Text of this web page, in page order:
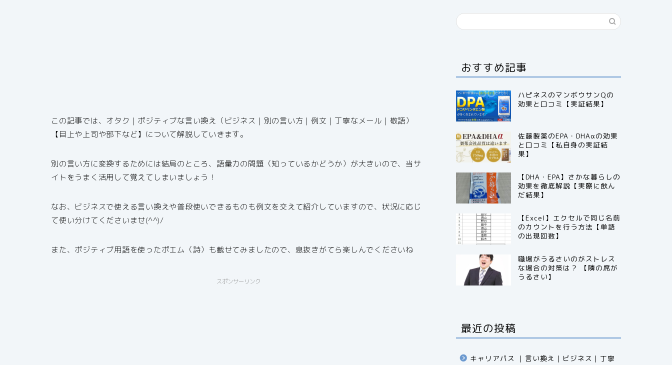
この記事では、オタク｜ポジティブな言い換え（ビジネス｜別の言い方｜例文｜丁寧なメール｜敬語）
【目上や上司や部下など】について解説していきます。
別の言い方に変換するためには結局のところ、語彙力の問題（知っているかどうか）が大きいので、当サ
イトをうまく活用して覚えてしまいましょう！
なお、ビジネスで使える言い換えや普段使いできるものも例文を交えて紹介していますので、状況に応じ
て使い分けてくださいませ(^^)/
また、ポジティブ用語を使ったポエム（詩）も載せてみましたので、息抜きがてら楽しんでくださいね
スポンサーリンク
おすすめ記事
ハピネスのマンボウサンQの
効果と口コミ【実証結果】
佐藤製薬のEPA・DHAαの効果
と口コミ【私自身の実証結
果】
【DHA・EPA】さかな暮らしの
効果を徹底解説【実際に飲ん
だ結果】
【Excel】エクセルで同じ名前
のカウントを行う方法【単語
の出現回数】
職場がうるさいのがストレス
な場合の対策は？ 【隣の席が
うるさい】
最近の投稿
キャリアパス ｜言い換え｜ビジネス｜丁寧